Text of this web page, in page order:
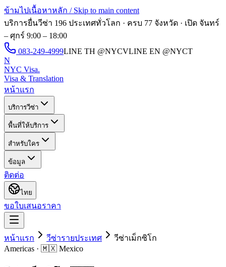
ข้ามไปเนื้อหาหลัก / Skip to main content
บริการยื่นวีซ่า 196 ประเทศทั่วโลก · ครบ 77 จังหวัด · เปิด จันทร์
– ศุกร์ 9:00 – 18:00
083-249-4999LINE TH @NYCVLINE EN @NYCT
N
NYC Visa.
Visa & Translation
หน้าแรก
บริการวีซ่า
พื้นที่ให้บริการ
สำหรับใคร
ข้อมูล
ติดต่อ
ไทย
ขอใบเสนอราคา
หน้าแรก วีซ่ารายประเทศ วีซ่าเม็กซิโก
Americas · 🇲🇽 Mexico